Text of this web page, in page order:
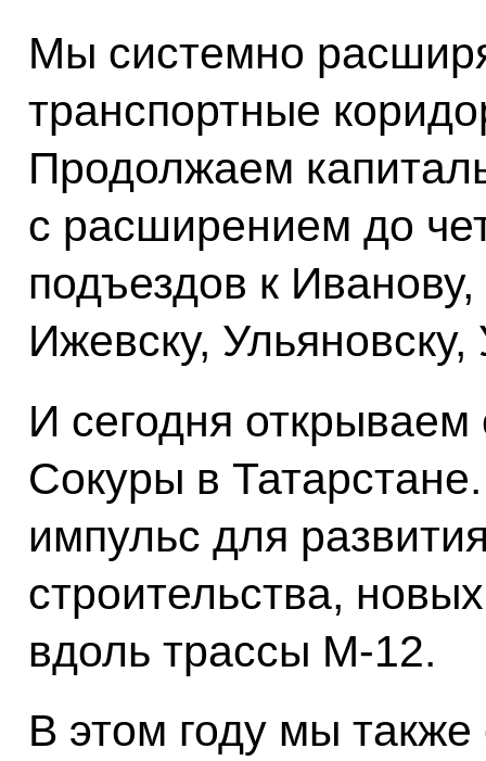
Мы системно
транспортные
Продолжаем
с расширением до
подъездов к
Ижевску,
И сегодня открываем
Сокуры в
импульс для
строительства,
вдоль трассы М-12.
В этом году мы